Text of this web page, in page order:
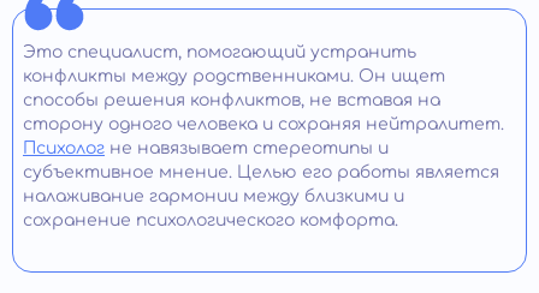
Это специалист, помогающий устранить
конфликты между родственниками. Он ищет
способы решения конфликтов, не вставая на
сторону одного человека и сохраняя нейтралитет.
Психолог не навязывает стереотипы и
субъективное мнение. Целью его работы является
налаживание гармонии между близкими и
сохранение психологического комфорта.